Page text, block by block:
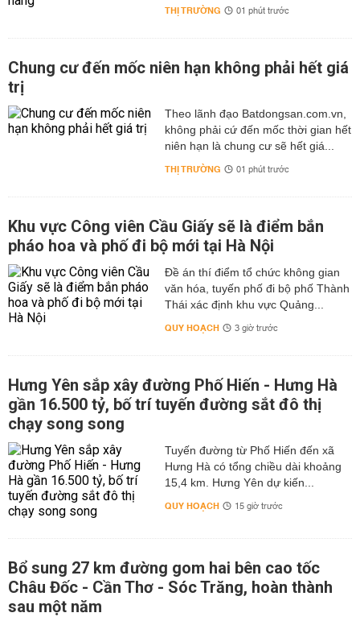
THỊ TRƯỜNG 01 phút trước
Chung cư đến mốc niên hạn không phải hết giá
trị
Theo lãnh đạo Batdongsan.com.vn,
không phải cứ đến mốc thời gian hết
niên hạn là chung cư sẽ hết giá...
THỊ TRƯỜNG 01 phút trước
Khu vực Công viên Cầu Giấy sẽ là điểm bắn
pháo hoa và phố đi bộ mới tại Hà Nội
Đề án thí điểm tổ chức không gian
văn hóa, tuyến phố đi bộ phố Thành
Thái xác định khu vực Quảng...
QUY HOẠCH 3 giờ trước
Hưng Yên sắp xây đường Phố Hiến - Hưng Hà
gần 16.500 tỷ, bố trí tuyến đường sắt đô thị
chạy song song
Tuyến đường từ Phố Hiến đến xã
Hưng Hà có tổng chiều dài khoảng
15,4 km. Hưng Yên dự kiến...
QUY HOẠCH 15 giờ trước
Bổ sung 27 km đường gom hai bên cao tốc
Châu Đốc - Cần Thơ - Sóc Trăng, hoàn thành
sau một năm